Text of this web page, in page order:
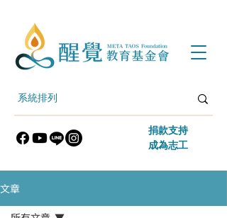
​捐款支持
​成為志工
文章